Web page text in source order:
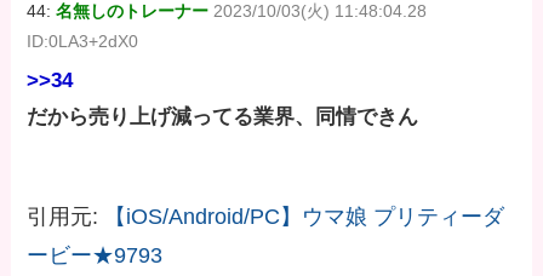
44:名無しのトレーナー 2023/10/03(火) 11:48:04.28
ID:0LA3+2dX0
>>34
だから売り上げ減ってる業界、同情できん
引用元:
【iOS/Android/PC】ウマ娘 プリティーダ
ービー★9793